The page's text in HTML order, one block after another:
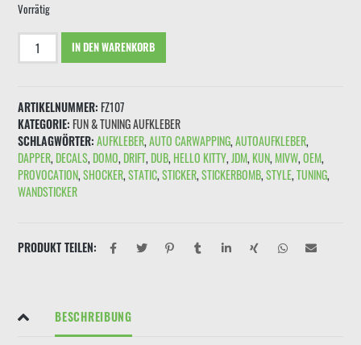
Vorrätig
Aufkleber
"4.2L
Menge
IN DEN WARENKORB
ARTIKELNUMMER: FZ107
KATEGORIE: FUN & TUNING AUFKLEBER
SCHLAGWÖRTER: AUFKLEBER,AUTO CARWAPPING,AUTOAUFKLEBER,
DAPPER, DECALS, DOMO, DRIFT, DUB, HELLO KITTY,JDM, KUN, MIVW,OEM,
PROVOCATION,SHOCKER,STATIC,STICKER,STICKERBOMB,STYLE,TUNING,
WANDSTICKER
PRODUKT TEILEN:
BESCHREIBUNG